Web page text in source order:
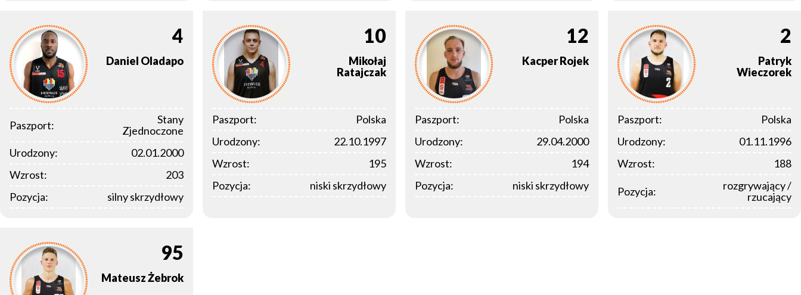
4
Daniel Oladapo
Paszport:
Stany
Zjednoczone
Urodzony:
02.01.2000
Wzrost:
203
Pozycja:
silny skrzydłowy
10
Mikołaj
Ratajczak
Paszport:
Polska
Urodzony:
22.10.1997
Wzrost:
195
Pozycja:
niski skrzydłowy
12
KacperRojek
Paszport:
Polska
Urodzony:
29.04.2000
Wzrost:
194
Pozycja:
niski skrzydłowy
2
Patryk
Wieczorek
Paszport:
Polska
Urodzony:
01.11.1996
Wzrost:
188
Pozycja:
rozgrywający /
rzucający
95
MateuszŻebrok